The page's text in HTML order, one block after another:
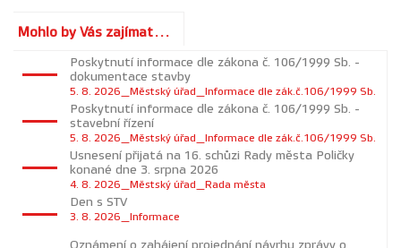
Mohlo by Vás zajímat...
Poskytnutí informace dle zákona č. 106/1999 Sb. -
dokumentace stavby
5. 8. 2026_Městský úřad_Informace dle zák.č.106/1999 Sb.
Poskytnutí informace dle zákona č. 106/1999 Sb. -
stavební řízení
5. 8. 2026_Městský úřad_Informace dle zák.č.106/1999 Sb.
Usnesení přijatá na 16. schůzi Rady města Poličky
konané dne 3. srpna 2026
4. 8. 2026_Městský úřad_Rada města
Den s STV
3. 8. 2026_Informace
Oznámení o zahájení projednání návrhu zprávy o